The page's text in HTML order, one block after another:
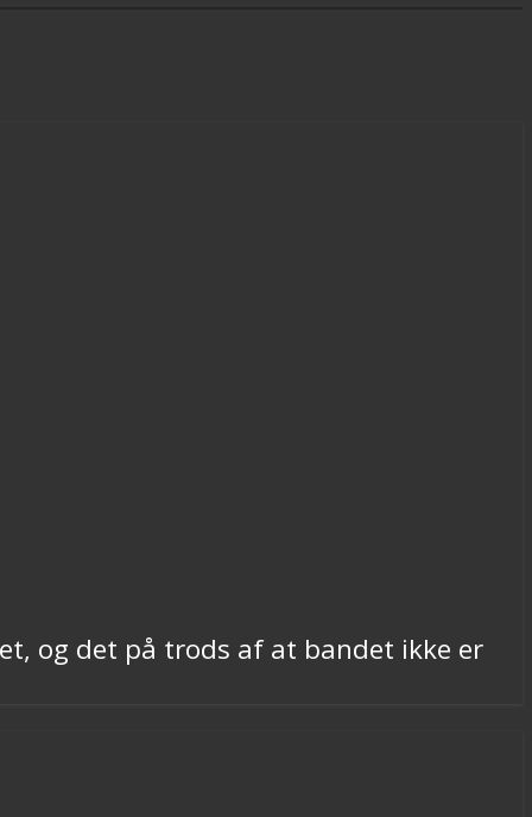
og det på trods af at bandet ikke er